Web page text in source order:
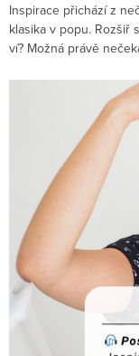
Inspirace přichází z
klasika v popu. Rozšiř
ví? Možná právě